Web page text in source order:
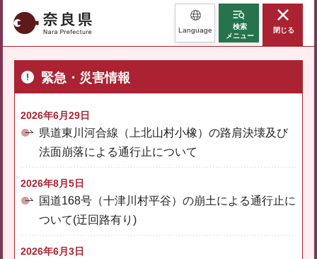
奈良県 Language
検索
メニュー
閉じる
緊急・災害情報
2026年6月29日
県道東川河合線（上北山村小橡）の路肩決壊及び
法面崩落による通行止について
2026年8月5日
国道168号（十津川村平谷）の崩土による通行止に
ついて(迂回路有り)
2026年6月3日